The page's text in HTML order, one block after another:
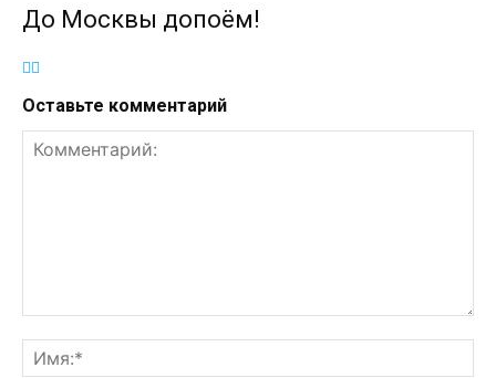
До Москвы допоём!
Оставьте комментарий